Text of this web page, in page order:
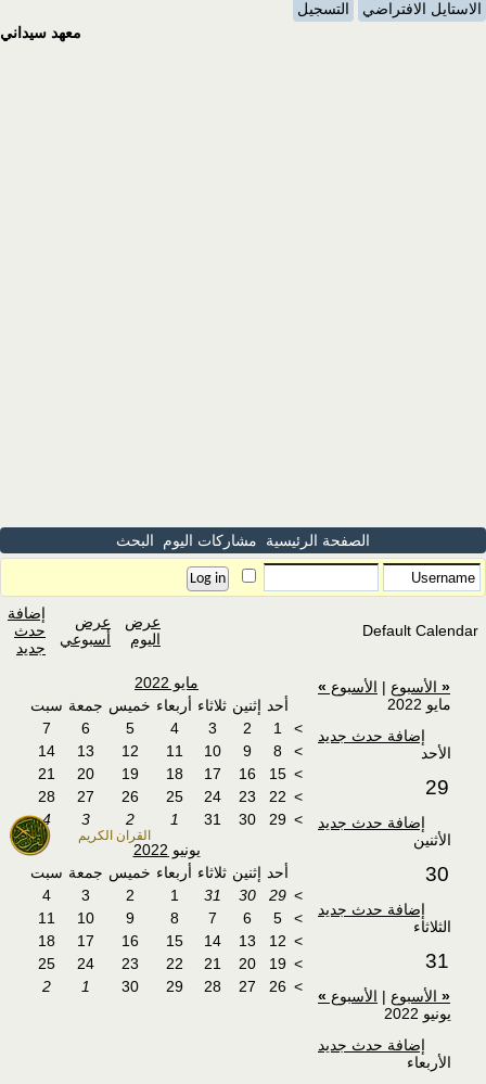
القران الكريم
الاستايل الافتراضي
التسجيل
معهد سيداني
الصفحة الرئيسية مشاركات اليوم البحث
Default Calendar
عرض
اليوم
عرض
أسبوعي
إضافة
حدث
جديد
« الأسبوع | الأسبوع »
مايو 2022
إضافة حدث جديد
الأحد
29
إضافة حدث جديد
الأثنين
30
إضافة حدث جديد
الثلاثاء
31
« الأسبوع | الأسبوع »
يونيو 2022
إضافة حدث جديد
الأربعاء
مايو 2022
أحد إثنين ثلاثاء أربعاء خميس جمعة سبت
>
1
2
3
4
5
6
7
>
8
9
10
11
12
13
14
>
15
16
17
18
19
20
21
>
22
23
24
25
26
27
28
>
29
30
31
1
2
3
4
يونيو 2022
أحد إثنين ثلاثاء أربعاء خميس جمعة سبت
>
29
30
31
1
2
3
4
>
5
6
7
8
9
10
11
>
12
13
14
15
16
17
18
>
19
20
21
22
23
24
25
>
26
27
28
29
30
1
2